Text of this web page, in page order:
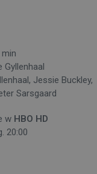
Gyllenhaal
Jessie Buckley,
Sarsgaard
w HBO HD
20:00